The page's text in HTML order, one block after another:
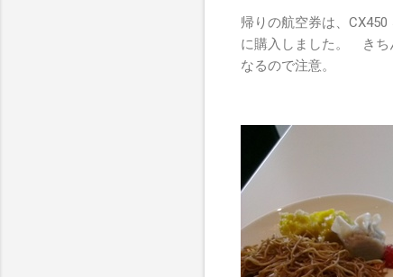
帰りの航空券は、
に購入しました。 きち
なるので注意。